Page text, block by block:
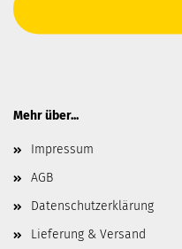
Mehr über...
Impressum
AGB
Datenschutzerklärung
Lieferung & Versand